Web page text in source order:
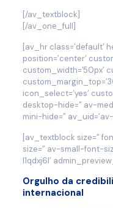
[/av_textblock]
[/av_one_full]
[av_hr class=’default’
position=’center’
custom_width=’50px’
icon_select=’yes’
desktop-hide=” av-
mini-hide=”
[av_textblock size=”
size=” av-small-font-
l1qdxj6l’
Orgulho da
internacional